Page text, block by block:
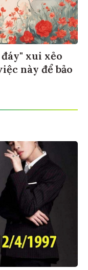
xui xẻo
này để bảo